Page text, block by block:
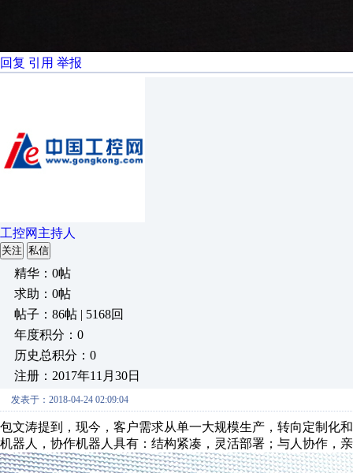
回复 引用 举报
工控网主持人
关注 私信
精华：0帖
求助：0帖
帖子：86帖 | 5168回
年度积分：0
历史总积分：0
注册：2017年11月30日
发表于：2018-04-24 02:09:04
包文涛提到，现今，客户需求从单一大规模生产，转向定制化
机器人，协作机器人具有：结构紧凑，灵活部署；与人协作，